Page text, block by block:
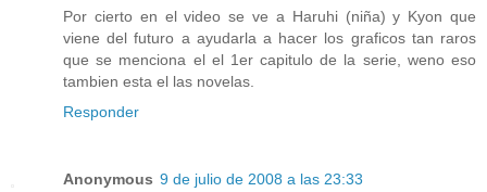
Por cierto en el video se ve a Haruhi (niña) y Kyon que
viene del futuro a ayudarla a hacer los graficos tan raros
que se menciona el el 1er capitulo de la serie, weno eso
tambien esta el las novelas.
Responder
Anonymous 9 de julio de 2008 a las 23:33